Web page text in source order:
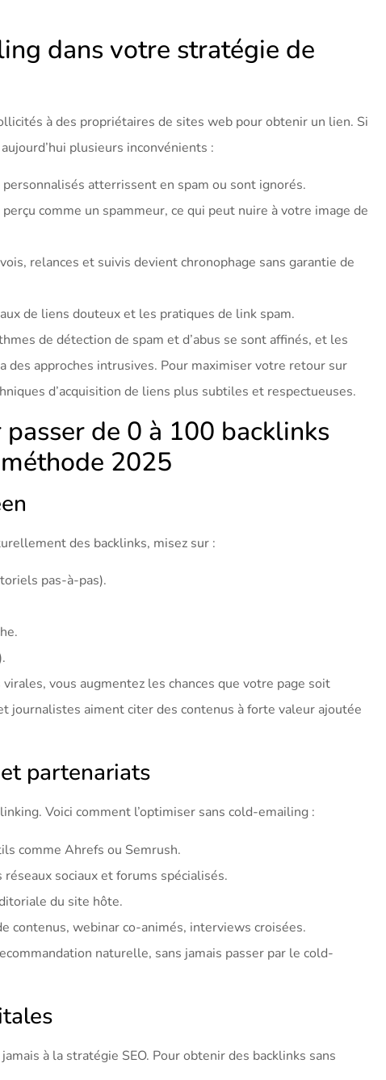
dans votre stratégie de
à des propriétaires de sites web pour obtenir un lien. Si
plusieurs inconvénients :
atterrissent en spam ou sont ignorés.
comme un spammeur, ce qui peut nuire à votre image de
relances et suivis devient chronophage sans garantie de
de liens douteux et les pratiques de link spam.
de détection de spam et d’abus se sont affinés, et les
approches intrusives. Pour maximiser votre retour sur
d’acquisition de liens plus subtiles et respectueuses.
de 0 à 100 backlinks
2025
des backlinks, misez sur :
pas-à-pas).
vous augmentez les chances que votre page soit
journalistes aiment citer des contenus à forte valeur ajoutée
partenariats
Voici comment l’optimiser sans cold-emailing :
comme Ahrefs ou Semrush.
sociaux et forums spécialisés.
du site hôte.
contenus, webinar co-animés, interviews croisées.
naturelle, sans jamais passer par le cold-
à la stratégie SEO. Pour obtenir des backlinks sans